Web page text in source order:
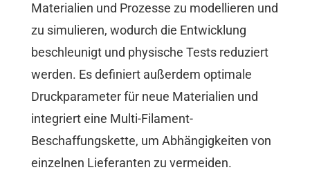
Materialien und Prozesse zu modellieren und
zu simulieren, wodurch die Entwicklung
beschleunigt und physische Tests reduziert
werden. Es definiert außerdem optimale
Druckparameter für neue Materialien und
integriert eine Multi-Filament-
Beschaffungskette, um Abhängigkeiten von
einzelnen Lieferanten zu vermeiden.